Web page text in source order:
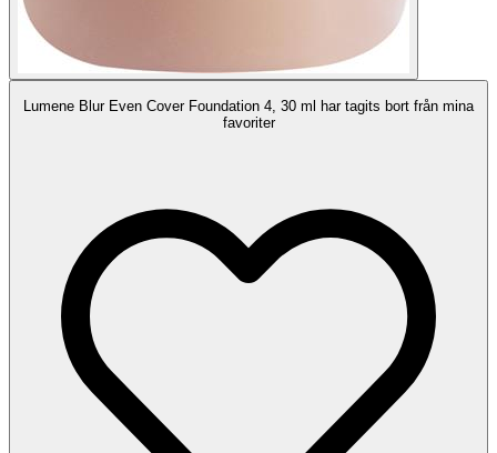
Lumene Blur Even Cover Foundation 4, 30 ml har tagits bort från mina
favoriter